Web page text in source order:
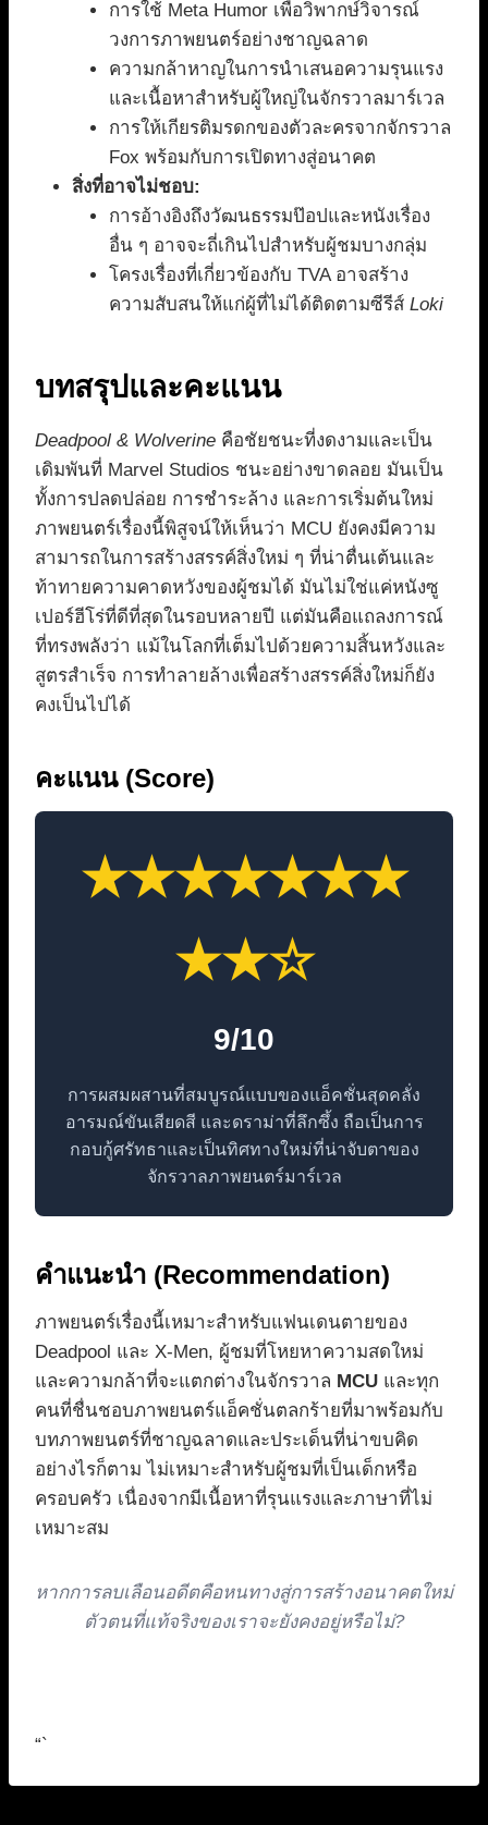
การใช้ Meta Humor เพื่อวิพากษ์วิจารณ์
วงการภาพยนตร์อย่างชาญฉลาด
ความกล้าหาญในการนำเสนอความรุนแรง
และเนื้อหาสำหรับผู้ใหญ่ในจักรวาลมาร์เวล
การให้เกียรติมรดกของตัวละครจากจักรวาล
Fox พร้อมกับการเปิดทางสู่อนาคต
สิ่งที่อาจไม่ชอบ:
การอ้างอิงถึงวัฒนธรรมป๊อปและหนังเรื่อง
อื่น ๆ อาจจะถี่เกินไปสำหรับผู้ชมบางกลุ่ม
โครงเรื่องที่เกี่ยวข้องกับ TVA อาจสร้าง
ความสับสนให้แก่ผู้ที่ไม่ได้ติดตามซีรีส์ Loki
บทสรุปและคะแนน
Deadpool & Wolverine คือชัยชนะที่งดงามและเป็น
เดิมพันที่ Marvel Studios ชนะอย่างขาดลอย มันเป็น
ทั้งการปลดปล่อย การชำระล้าง และการเริ่มต้นใหม่
ภาพยนตร์เรื่องนี้พิสูจน์ให้เห็นว่า MCU ยังคงมีความ
สามารถในการสร้างสรรค์สิ่งใหม่ ๆ ที่น่าตื่นเต้นและ
ท้าทายความคาดหวังของผู้ชมได้ มันไม่ใช่แค่หนังซู
เปอร์ฮีโร่ที่ดีที่สุดในรอบหลายปี แต่มันคือแถลงการณ์
ที่ทรงพลังว่า แม้ในโลกที่เต็มไปด้วยความสิ้นหวังและ
สูตรสำเร็จ การทำลายล้างเพื่อสร้างสรรค์สิ่งใหม่ก็ยัง
คงเป็นไปได้
คะแนน (Score)
★★★★★★★
★★☆
9/10
การผสมผสานที่สมบูรณ์แบบของแอ็คชั่นสุดคลั่ง
อารมณ์ขันเสียดสี และดราม่าที่ลึกซึ้ง ถือเป็นการ
กอบกู้ศรัทธาและเป็นทิศทางใหม่ที่น่าจับตาของ
จักรวาลภาพยนตร์มาร์เวล
คำแนะนำ (Recommendation)
ภาพยนตร์เรื่องนี้เหมาะสำหรับแฟนเดนตายของ
Deadpool และ X-Men, ผู้ชมที่โหยหาความสดใหม่
และความกล้าที่จะแตกต่างในจักรวาล MCU และทุก
คนที่ชื่นชอบภาพยนตร์แอ็คชั่นตลกร้ายที่มาพร้อมกับ
บทภาพยนตร์ที่ชาญฉลาดและประเด็นที่น่าขบคิด
อย่างไรก็ตาม ไม่เหมาะสำหรับผู้ชมที่เป็นเด็กหรือ
ครอบครัว เนื่องจากมีเนื้อหาที่รุนแรงและภาษาที่ไม่
เหมาะสม
หากการลบเลือนอดีตคือหนทางสู่การสร้างอนาคตใหม่
ตัวตนที่แท้จริงของเราจะยังคงอยู่หรือไม่?
“`